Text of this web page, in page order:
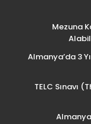
Mezuna
Almanya’da 3
TELC Sınavı